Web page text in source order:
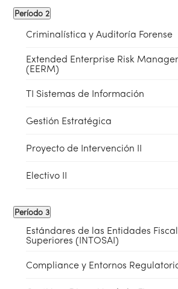
Período 2
Criminalística y Auditoría Forense
Extended Enterprise Risk
(EERM)
TI Sistemas de Información
Gestión Estratégica
Proyecto de Intervención II
Electivo II
Período 3
Estándares de las Entidades
Superiores (INTOSAI)
Compliance y Entornos